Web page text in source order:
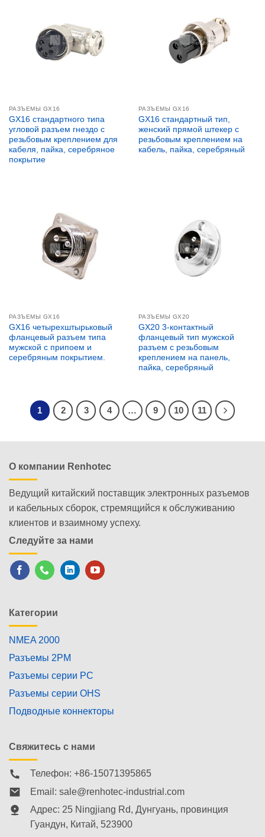
РАЗЪЕМЫ GX16
GX16 стандартного типа
угловой разъем гнездо с
резьбовым креплением для
кабеля, пайка, серебряное
покрытие
РАЗЪЕМЫ GX16
GX16 стандартный тип,
женский прямой штекер с
резьбовым креплением на
кабель, пайка, серебряный
РАЗЪЕМЫ GX16
GX16 четырехштырьковый
фланцевый разъем типа
мужской с припоем и
серебряным покрытием.
РАЗЪЕМЫ GX20
GX20 3-контактный
фланцевый тип мужской
разъем с резьбовым
креплением на панель,
пайка, серебряный
1 2 3 4 … 9 10 11
О компании Renhotec
Ведущий китайский поставщик электронных разъемов
и кабельных сборок, стремящийся к обслуживанию
клиентов и взаимному успеху.
Следуйте за нами
Категории
NMEA 2000
Разъемы 2PM
Разъемы серии PC
Разъемы серии OHS
Подводные коннекторы
Свяжитесь с нами
Телефон: +86-15071395865
Email: sale@renhotec-industrial.com
Адрес: 25 Ningjiang Rd, Дунгуань, провинция
Гуандун, Китай, 523900